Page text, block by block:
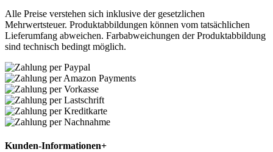
Alle Preise verstehen sich inklusive der gesetzlichen
Mehrwertsteuer. Produktabbildungen können vom tatsächlichen
Lieferumfang abweichen. Farbabweichungen der Produktabbildung
sind technisch bedingt möglich.
Kunden-Informationen+